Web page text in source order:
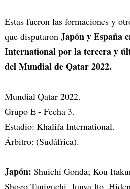
Estas fueron las formaciones y
que disputaron Japón y España
International por la tercera y
del Mundial de Qatar 2022.
Mundial Qatar 2022.
Grupo E - Fecha 3.
Estadio: Khalifa International.
Árbitro: (Sudáfrica).
Japón: Shuichi Gonda; Kou
Shogo Taniguchi, Junya Ito,